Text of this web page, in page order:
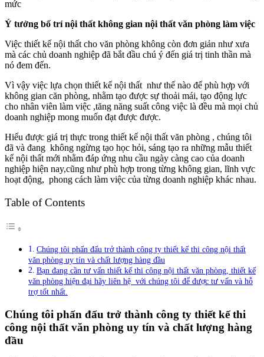
mức
Ý tưởng bố trí nội thất không gian nội thất văn phòng làm việc
Việc thiết kế nội thất cho văn phòng không còn đơn giản như xưa
mà các chủ doanh nghiệp đã bắt đầu chú ý đến giá trị tinh thần mà
nó đem đến.
Vì vậy việc lựa chọn thiết kế nội thất như thế nào để phù hợp với
không gian căn phòng, nhằm tạo được sự thoải mái, tạo động lực
cho nhân viên làm việc ,tăng năng suất công việc là đều mà mọi chủ
doanh nghiệp mong muốn đạt được được.
Hiểu được giá trị thực trong thiết kế nội thất văn phòng , chúng tôi
đã và đang không ngừng tạo học hỏi, sáng tạo ra những mẫu thiết
kế nội thất mới nhằm đáp ứng nhu cầu ngày càng cao của doanh
nghiệp hiện nay,cũng như phù hợp trong từng không gian, lĩnh vực
hoạt động, phong cách làm việc của từng doanh nghiệp khác nhau.
Table of Contents
Chúng tôi phấn đấu trở thành công ty thiết kế thi công nội thất
văn phòng uy tín và chất lượng hàng đầu
Bạn đang cần tư vấn thiết kế thi công nội thất văn phòng, thiết kế
văn phòng hiện đại hãy liên hệ với chúng tôi để được tư vấn và hỗ
trợ tốt nhất.
Chúng tôi phấn đấu trở thành công ty thiết kế thi
công nội thất văn phòng uy tín và chất lượng hàng
đầu